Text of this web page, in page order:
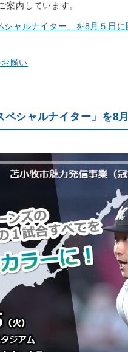
案内しています。
シャルナイター」を8月５日に
願い
シャルナイター」を8